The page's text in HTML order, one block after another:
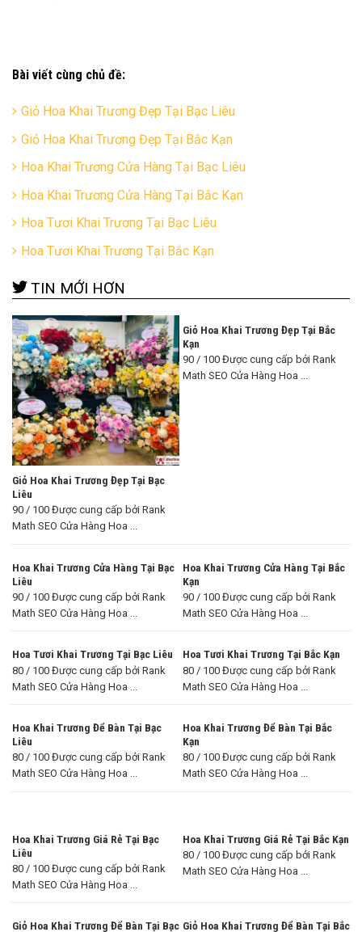
Bài viết cùng chủ đề:
Giỏ Hoa Khai Trương Đẹp Tại Bạc Liêu
Giỏ Hoa Khai Trương Đẹp Tại Bắc Kạn
Hoa Khai Trương Cửa Hàng Tại Bạc Liêu
Hoa Khai Trương Cửa Hàng Tại Bắc Kạn
Hoa Tươi Khai Trương Tại Bạc Liêu
Hoa Tươi Khai Trương Tại Bắc Kạn
TIN MỚI HƠN
Giỏ Hoa Khai Trương Đẹp Tại Bạc
Liêu
90 / 100 Được cung cấp bởi Rank
Math SEO Cửa Hàng Hoa ...
Giỏ Hoa Khai Trương Đẹp Tại Bắc
Kạn
90 / 100 Được cung cấp bởi Rank
Math SEO Cửa Hàng Hoa ...
Hoa Khai Trương Cửa Hàng Tại Bạc
Liêu
90 / 100 Được cung cấp bởi Rank
Math SEO Cửa Hàng Hoa ...
Hoa Khai Trương Cửa Hàng Tại Bắc
Kạn
90 / 100 Được cung cấp bởi Rank
Math SEO Cửa Hàng Hoa ...
Hoa Tươi Khai Trương Tại Bạc Liêu
80 / 100 Được cung cấp bởi Rank
Math SEO Cửa Hàng Hoa ...
Hoa Tươi Khai Trương Tại Bắc Kạn
80 / 100 Được cung cấp bởi Rank
Math SEO Cửa Hàng Hoa ...
Hoa Khai Trương Để Bàn Tại Bạc
Liêu
80 / 100 Được cung cấp bởi Rank
Math SEO Cửa Hàng Hoa ...
Hoa Khai Trương Để Bàn Tại Bắc
Kạn
80 / 100 Được cung cấp bởi Rank
Math SEO Cửa Hàng Hoa ...
Hoa Khai Trương Giá Rẻ Tại Bạc
Liêu
80 / 100 Được cung cấp bởi Rank
Math SEO Cửa Hàng Hoa ...
Hoa Khai Trương Giá Rẻ Tại Bắc Kạn
80 / 100 Được cung cấp bởi Rank
Math SEO Cửa Hàng Hoa ...
Giỏ Hoa Khai Trương Để Bàn Tại Bạc Giỏ Hoa Khai Trương Để Bàn Tại Bắc